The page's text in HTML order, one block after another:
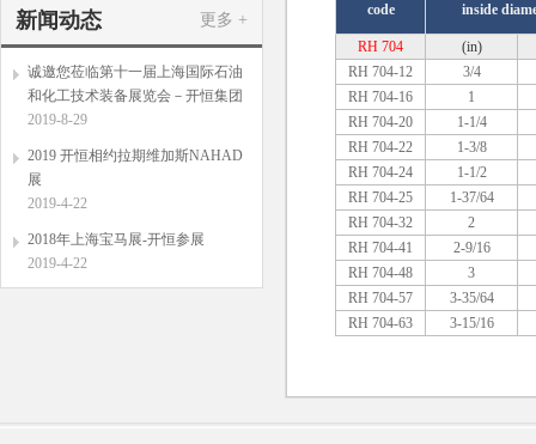
更多 +
新闻动态
诚邀您莅临第十一届上海国际石油
和化工技术装备展览会－开恒集团
2019-8-29
2019 开恒相约拉期维加斯NAHAD
展
2019-4-22
2018年上海宝马展-开恒参展
2019-4-22
code inside
RH 704
(in)
RH 704-12
3/4
RH 704-16
1
RH 704-20
1-1/4
RH 704-22
1-3/8
RH 704-24
1-1/2
RH 704-25
1-37/64
RH 704-32
2
RH 704-41
2-9/16
RH 704-48
3
RH 704-57
3-35/64
RH 704-63
3-15/16